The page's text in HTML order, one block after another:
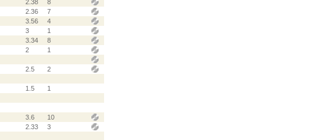
2.38
8
2.36
7
3.56
4
3
1
3.34
8
2
1
2.5
2
1.5
1
3.6
10
2.33
3